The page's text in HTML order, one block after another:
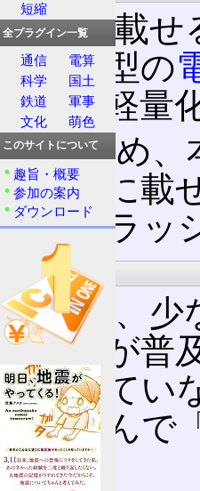
基板に載せ
まだ小型の
の小型軽量
このため、
当に膝に載
ップクラッ
最近は、少
う呼称が普
使われてい
懐かしんで
る。
短縮
全プラグイン一覧
通信
電算
科学
国土
鉄道
軍事
文化
萌色
このサイトについて
趣旨・概要
参加の案内
ダウンロード